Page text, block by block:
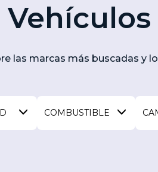
las marcas más buscadas y
COMBUSTIBLE